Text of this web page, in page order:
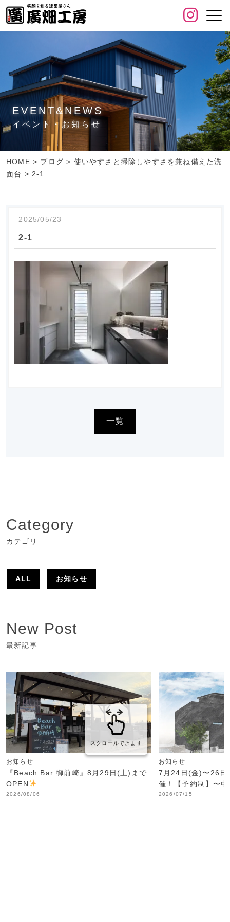
EVENT&NEWS
イベント・お知らせ
HOME > ブログ > 使いやすさと掃除しやすさを兼ね備えた洗
面台 > 2-1
2-1
2025/05/23
一覧
Category
カテゴリ
ALL お知らせ
New Post
最新記事
『Beach Bar 御前崎』8月29日(土)まで
OPEN
お知らせ
2026/08/06
7月24日(金)〜26日
催！【予約制】〜
お知らせ
2026/07/15
スクロールできます